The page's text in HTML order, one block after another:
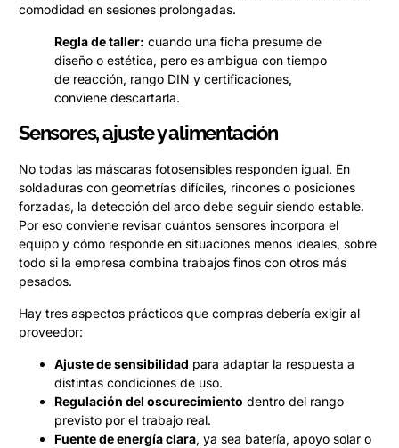
comodidad en sesiones prolongadas.
Regla de taller: cuando una ficha presume de
diseño o estética, pero es ambigua con tiempo
de reacción, rango DIN y certificaciones,
conviene descartarla.
Sensores, ajuste y alimentación
No todas las máscaras fotosensibles responden igual. En
soldaduras con geometrías difíciles, rincones o posiciones
forzadas, la detección del arco debe seguir siendo estable.
Por eso conviene revisar cuántos sensores incorpora el
equipo y cómo responde en situaciones menos ideales, sobre
todo si la empresa combina trabajos finos con otros más
pesados.
Hay tres aspectos prácticos que compras debería exigir al
proveedor:
Ajuste de sensibilidad para adaptar la respuesta a
distintas condiciones de uso.
Regulación del oscurecimiento dentro del rango
previsto por el trabajo real.
Fuente de energía clara, ya sea batería, apoyo solar o